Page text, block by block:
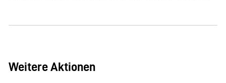
Weitere Aktionen